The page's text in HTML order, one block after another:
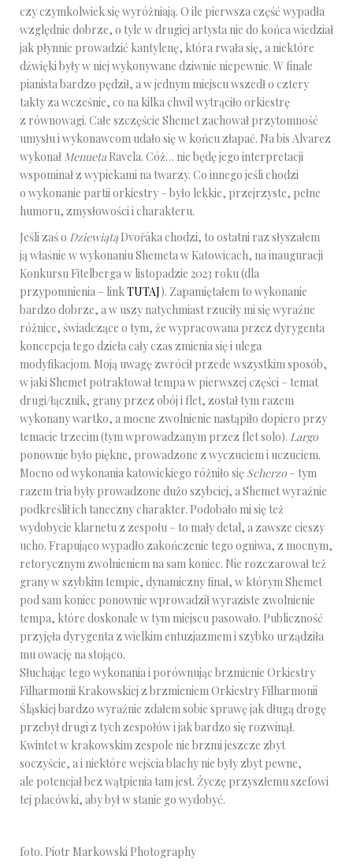
czy czymkolwiek się wyróżniają. O ile pierwsza część wypadła
względnie dobrze, o tyle w drugiej artysta nie do końca wiedział
jak płynnie prowadzić kantylenę, która rwała się, a niektóre
dźwięki były w niej wykonywane dziwnie niepewnie. W finale
pianista bardzo pędził, a w jednym miejscu wszedł o cztery
takty za wcześnie, co na kilka chwil wytrąciło orkiestrę
z równowagi. Całe szczęście Shemet zachował przytomność
umysłu i wykonawcom udało się w końcu złapać. Na bis Alvarez
wykonał Menueta Ravela. Cóż… nie będę jego interpretacji
wspominał z wypiekami na twarzy. Co innego jeśli chodzi
o wykonanie partii orkiestry – było lekkie, przejrzyste, pełne
humoru, zmysłowości i charakteru.
Jeśli zaś o Dziewiątą Dvořáka chodzi, to ostatni raz słyszałem
ją właśnie w wykonaniu Shemeta w Katowicach, na inauguracji
Konkursu Fitelberga w listopadzie 2023 roku (dla
przypomnienia – linkTUTAJ). Zapamiętałem to wykonanie
bardzo dobrze, a w uszy natychmiast rzuciły mi się wyraźne
różnice, świadczące o tym, że wypracowana przez dyrygenta
koncepcja tego dzieła cały czas zmienia się i ulega
modyfikacjom. Moją uwagę zwrócił przede wszystkim sposób,
w jaki Shemet potraktował tempa w pierwszej części – temat
drugi/łącznik, grany przez obój i flet, został tym razem
wykonany wartko, a mocne zwolnienie nastąpiło dopiero przy
temacie trzecim (tym wprowadzanym przez flet solo). Largo
ponownie było piękne, prowadzone z wyczuciem i uczuciem.
Mocno od wykonania katowickiego różniło się Scherzo – tym
razem tria były prowadzone dużo szybciej, a Shemet wyraźnie
podkreślił ich taneczny charakter. Podobało mi się też
wydobycie klarnetu z zespołu – to mały detal, a zawsze cieszy
ucho. Frapująco wypadło zakończenie tego ogniwa, z mocnym,
retorycznym zwolnieniem na sam koniec. Nie rozczarował też
grany w szybkim tempie, dynamiczny finał, w którym Shemet
pod sam koniec ponownie wprowadził wyraziste zwolnienie
tempa, które doskonale w tym miejscu pasowało. Publiczność
przyjęła dyrygenta z wielkim entuzjazmem i szybko urządziła
mu owację na stojąco.
Słuchając tego wykonania i porównując brzmienie Orkiestry
Filharmonii Krakowskiej z brzmieniem Orkiestry Filharmonii
Śląskiej bardzo wyraźnie zdałem sobie sprawę jak długą drogę
przebył drugi z tych zespołów i jak bardzo się rozwinął.
Kwintet w krakowskim zespole nie brzmi jeszcze zbyt
soczyście, a i niektóre wejścia blachy nie były zbyt pewne,
ale potencjał bez wątpienia tam jest. Życzę przyszłemu szefowi
tej placówki, aby był w stanie go wydobyć.
foto. Piotr Markowski Photography